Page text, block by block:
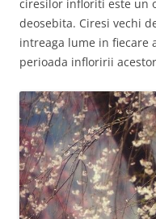
ciresilor infloriti este un
deosebita. Ciresi vechi
intreaga lume in fiecare
perioada infloririi